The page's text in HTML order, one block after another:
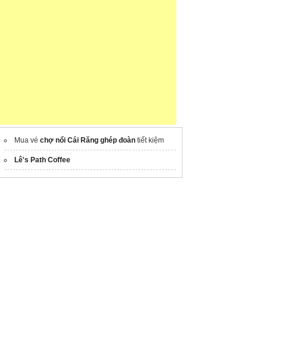
Mua vé chợ nổi Cái Răng ghép đoàn tiết kiệm
Lê's Path Coffee